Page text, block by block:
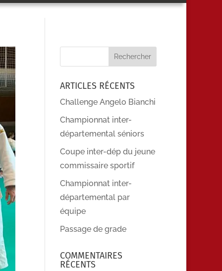
ARTICLES RÉCENTS
Challenge Angelo Bianchi
Championnat inter-
départemental séniors
Coupe inter-dép du jeune
commissaire sportif
Championnat inter-
départemental par
équipe
Passage de grade
COMMENTAIRES
RÉCENTS